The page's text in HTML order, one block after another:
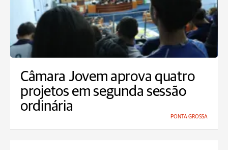
Câmara Jovem aprova quatro
projetos em segunda sessão
ordinária
PONTA GROSSA